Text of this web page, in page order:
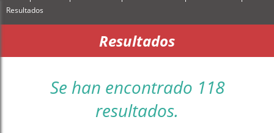
Resultados
Resultados
Se han encontrado 118
resultados.